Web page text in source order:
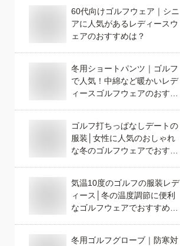
60代向けゴルフウェア｜シニ
アに人気があるレディースウ
ェアのおすすめは？
冬用ショートパンツ｜ゴルフ
で人気！中綿など暖かいレデ
ィースゴルフウェアのおすす
ゴルフ打ちっぱなしデートの
服装│女性に人気のおしゃれ
な冬のゴルフウェアでおすす
気温10度のゴルフの服装レデ
ィース│冬の温度調節に便利
なゴルフウェアでおすすめ
冬用ゴルフグローブ｜防寒対